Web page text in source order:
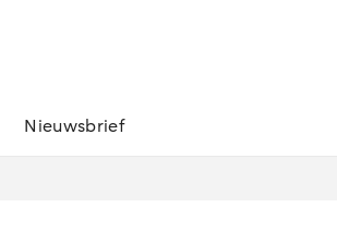
Nieuwsbrief